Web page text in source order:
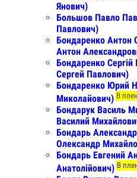
Янович)
Большов Павло
Павлович)
Бондаренко Антон
Антон
Бондаренко
Сергей Павлович)
Бондаренко Юрий
Миколайович) В
Бондарук Василь
Василий
Бондарь
Олександр
Бондарь Евгений
Анатолійович) В